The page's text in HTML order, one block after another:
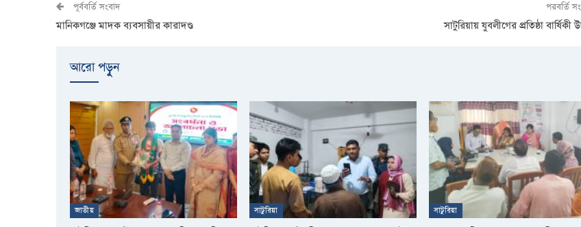
পূর্ববর্তি সংবাদ
মানিকগঞ্জে মাদক ব্যবসায়ীর কারাদণ্ড
পরবর্তি
সাটুরিয়ায় যুবলীগের প্রতিষ্ঠা বার্ষিকী
আরো পড়ুুন
জাতীয় সাটুরিয়া সাটুরিয়া